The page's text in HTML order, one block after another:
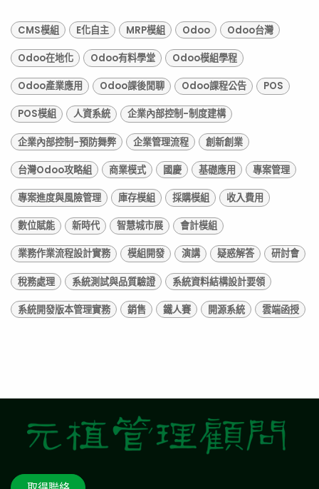
CMS模組 E化自主 MRP模組 Odoo Odoo台灣
Odoo在地化 Odoo有料學堂 Odoo模組學程
Odoo產業應用 Odoo課後閒聊 Odoo課程公告 POS
POS模組 人資系統 企業內部控制-制度建構
企業內部控制-預防舞弊 企業管理流程 創新創業
台灣Odoo攻略組 商業模式 國慶 基礎應用 專案管理
專案進度與風險管理 庫存模組 採購模組 收入費用
數位賦能 新時代 智慧城市展 會計模組
業務作業流程設計實務 模組開發 演講 疑惑解答 研討會
稅務處理 系統測試與品質驗證 系統資料結構設計要領
系統開發版本管理實務 銷售 鐵人賽 開源系統 雲端函授